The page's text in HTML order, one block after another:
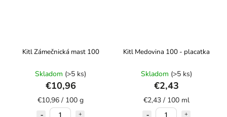
Kitl Zámečnická mast 100
Skladom (>5 ks)
€10,96
€10,96 / 100 g
Kitl Medovina 100 - placatka
Skladom (>5 ks)
€2,43
€2,43 / 100 ml